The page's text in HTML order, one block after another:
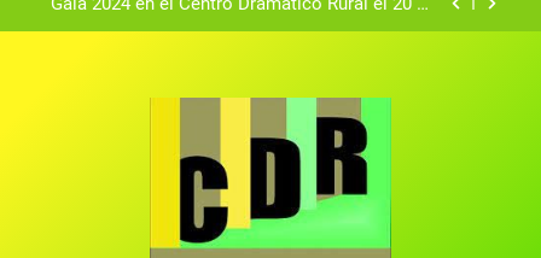
Gala 2024 en el Centro Dramático Rural el 20 de
convocado por el Centro Dramático Rural de Mira
(Cuenca)
Gala anual virtual del Centro Dramático Rural de
Gala del Centro Dramático Rural 2025
Gala 2024 en el Centro Dramático Rural el 20 de